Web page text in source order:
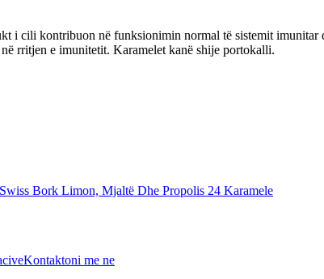
i cili kontribuon në funksionimin normal të sistemit
rritjen e imunitetit. Karamelet kanë shije portokalli.
Swiss Bork Limon, Mjaltë Dhe Propolis 24 Karamele
Kontaktoni me ne